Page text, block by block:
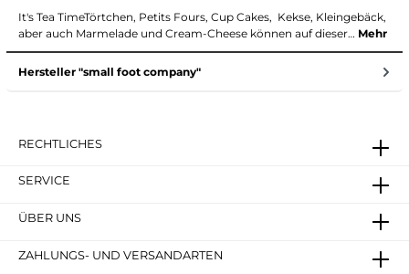
It's Tea TimeTörtchen, Petits Fours, Cup Cakes, Kekse, Kleingebäck,
aber auch Marmelade und Cream-Cheese können auf dieser… Mehr
Hersteller "small foot company"
RECHTLICHES
SERVICE
ÜBER UNS
ZAHLUNGS- UND VERSANDARTEN